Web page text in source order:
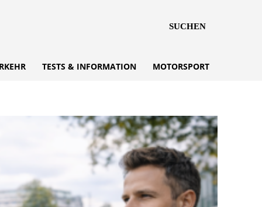
SUCHEN
TESTS & INFORMATION MOTORSPORT